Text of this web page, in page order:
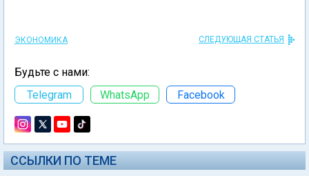
ЭКОНОМИКА СЛЕДУЮЩАЯ СТАТЬЯ
Будьте с нами:
Telegram
WhatsApp Facebook
ССЫЛКИ ПО ТЕМЕ